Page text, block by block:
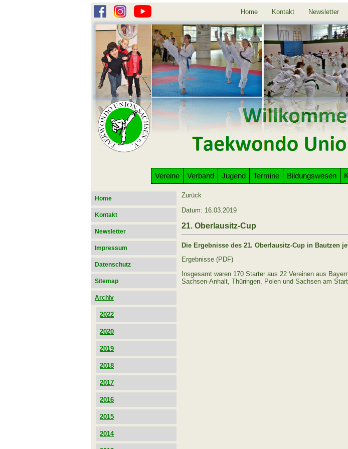
Home Kontakt Newsletter
Vereine Verband Jugend Termine Bildungswesen
Home
Kontakt
Newsletter
Impressum
Datenschutz
Sitemap
Archiv
2022
2020
2019
2018
2017
2016
2015
2014
Zurück
Datum: 16.03.2019
21. Oberlausitz-Cup
Die Ergebnisse des 21. Oberlausitz-Cup in Bautzen
Ergebnisse (PDF)
Insgesamt waren 170 Starter aus 22 Vereinen aus
Sachsen-Anhalt, Thüringen, Polen und Sachsen am Start.